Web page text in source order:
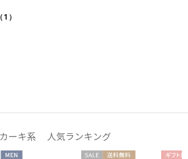
（1）
ーキ系 人気ランキング